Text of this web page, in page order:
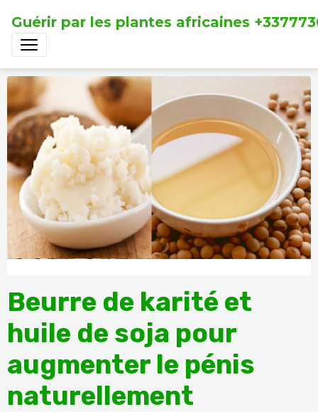
Guérir par les plantes africaines
Beurre de karité et
huile de soja pour
augmenter le pénis
naturellement